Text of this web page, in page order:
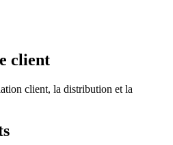
client
client, la distribution et la